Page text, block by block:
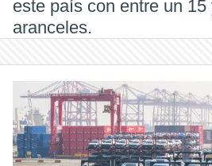
este país con entre un
aranceles.